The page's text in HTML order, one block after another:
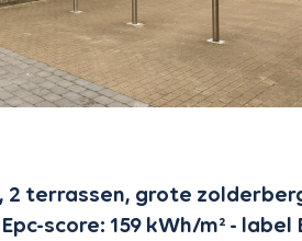
terrassen, grote
score: 159 kWh/m² - label